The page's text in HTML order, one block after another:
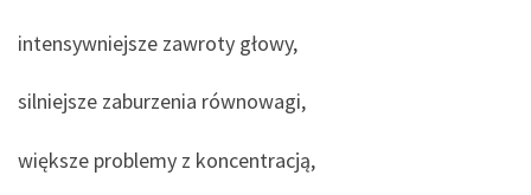
intensywniejsze zawroty głowy,
silniejsze zaburzenia równowagi,
większe problemy z koncentracją,